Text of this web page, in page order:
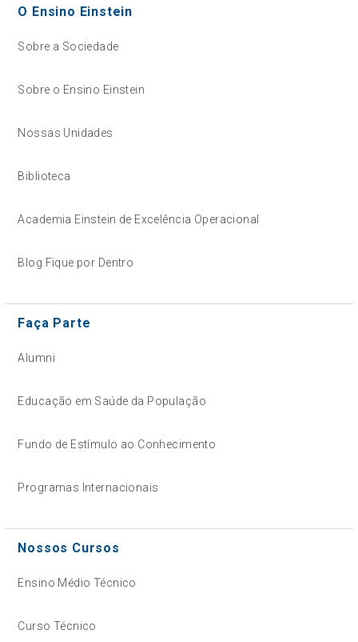
O Ensino Einstein
Sobre a Sociedade
Sobre o Ensino Einstein
Nossas Unidades
Biblioteca
Academia Einstein de Excelência Operacional
Blog Fique por Dentro
Faça Parte
Alumni
Educação em Saúde da População
Fundo de Estímulo ao Conhecimento
Programas Internacionais
Nossos Cursos
Ensino Médio Técnico
Curso Técnico